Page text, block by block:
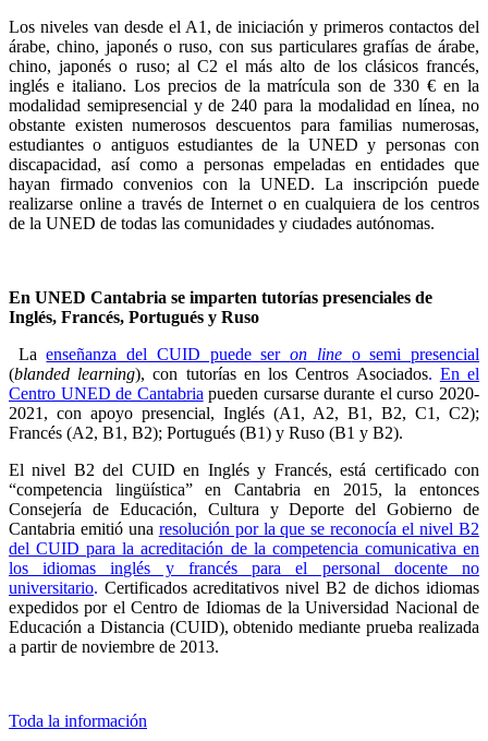
Los niveles van desde el A1, de iniciación y primeros contactos del
árabe, chino, japonés o ruso, con sus particulares grafías de árabe,
chino, japonés o ruso; al C2 el más alto de los clásicos francés,
inglés e italiano. Los precios de la matrícula son de 330 € en la
modalidad semipresencial y de 240 para la modalidad en línea, no
obstante existen numerosos descuentos para familias numerosas,
estudiantes o antiguos estudiantes de la UNED y personas con
discapacidad, así como a personas empeladas en entidades que
hayan firmado convenios con la UNED. La inscripción puede
realizarse online a través de Internet o en cualquiera de los centros
de la UNED de todas las comunidades y ciudades autónomas.
En UNED Cantabria se imparten tutorías presenciales de
Inglés, Francés, Portugués y Ruso
Laenseñanza del CUID puede seron line o semi presencial
(blanded learning), con tutorías en los Centros Asociados. En el
Centro UNED de Cantabria pueden cursarse durante el curso 2020-
2021, con apoyo presencial, Inglés (A1, A2, B1, B2, C1, C2);
Francés (A2, B1, B2); Portugués (B1) y Ruso (B1 y B2).
El nivel B2 del CUID en Inglés y Francés, está certificado con
“competencia lingüística” en Cantabria en 2015, la entonces
Consejería de Educación, Cultura y Deporte del Gobierno de
Cantabria emitió una resolución por la que se reconocía el nivel B2
del CUID para la acreditación de la competencia comunicativa en
los idiomas inglés y francés para el personal docente no
universitario. Certificados acreditativos nivel B2 de dichos idiomas
expedidos por el Centro de Idiomas de la Universidad Nacional de
Educación a Distancia (CUID), obtenido mediante prueba realizada
a partir de noviembre de 2013.
Toda la información